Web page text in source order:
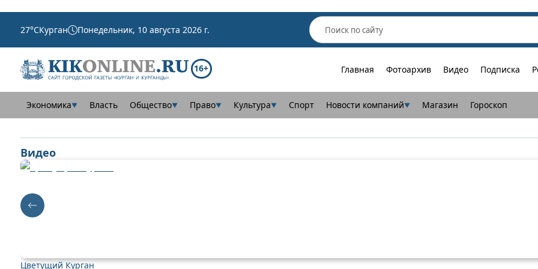
27°CКурган Понедельник, 10 августа 2026 г.
16+ Главная Фотоархив Видео Подписка
Экономика▼ Власть Общество▼ Право▼ Культура▼ Спорт Новости компаний▼ Магазин Гороскоп
Видео
Цветущий Курган